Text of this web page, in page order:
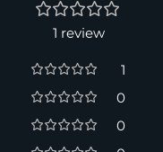
1 review
1
0
0